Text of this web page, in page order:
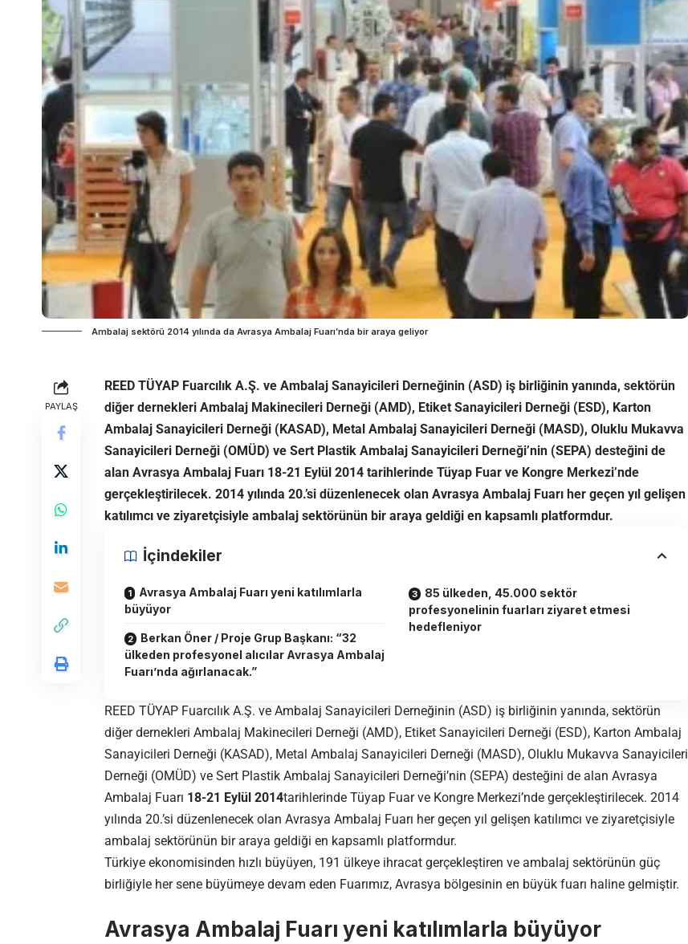
Ambalaj sektörü 2014 yılında da Avrasya Ambalaj Fuarı’nda bir araya geliyor
PAYLAŞ
REED TÜYAP Fuarcılık A.Ş. ve Ambalaj Sanayicileri Derneğinin (ASD) iş birliğinin yanında, sektörün
diğer dernekleri Ambalaj Makinecileri Derneği (AMD), Etiket Sanayicileri Derneği (ESD), Karton
Ambalaj Sanayicileri Derneği (KASAD), Metal Ambalaj Sanayicileri Derneği (MASD), Oluklu Mukavva
Sanayicileri Derneği (OMÜD) ve Sert Plastik Ambalaj Sanayicileri Derneği’nin (SEPA) desteğini de
alan Avrasya Ambalaj Fuarı 18-21 Eylül 2014 tarihlerinde Tüyap Fuar ve Kongre Merkezi’nde
gerçekleştirilecek. 2014 yılında 20.’si düzenlenecek olan Avrasya Ambalaj Fuarı her geçen yıl gelişen
katılımcı ve ziyaretçisiyle ambalaj sektörünün bir araya geldiği en kapsamlı platformdur.
İçindekiler
Avrasya Ambalaj Fuarı yeni katılımlarla
büyüyor
Berkan Öner / Proje Grup Başkanı: “32
ülkeden profesyonel alıcılar Avrasya Ambalaj
Fuarı’nda ağırlanacak.”
85 ülkeden, 45.000 sektör
profesyonelinin fuarları ziyaret etmesi
hedefleniyor
REED TÜYAP Fuarcılık A.Ş. ve Ambalaj Sanayicileri Derneğinin (ASD) iş birliğinin yanında, sektörün
diğer dernekleri Ambalaj Makinecileri Derneği (AMD), Etiket Sanayicileri Derneği (ESD), Karton Ambalaj
Sanayicileri Derneği (KASAD), Metal Ambalaj Sanayicileri Derneği (MASD), Oluklu Mukavva Sanayicileri
Derneği (OMÜD) ve Sert Plastik Ambalaj Sanayicileri Derneği’nin (SEPA) desteğini de alan Avrasya
Ambalaj Fuarı 18-21 Eylül 2014tarihlerinde Tüyap Fuar ve Kongre Merkezi’nde gerçekleştirilecek. 2014
yılında 20.’si düzenlenecek olan Avrasya Ambalaj Fuarı her geçen yıl gelişen katılımcı ve ziyaretçisiyle
ambalaj sektörünün bir araya geldiği en kapsamlı platformdur.
Türkiye ekonomisinden hızlı büyüyen, 191 ülkeye ihracat gerçekleştiren ve ambalaj sektörünün güç
birliğiyle her sene büyümeye devam eden Fuarımız, Avrasya bölgesinin en büyük fuarı haline gelmiştir.
Avrasya Ambalaj Fuarı yeni katılımlarla büyüyor